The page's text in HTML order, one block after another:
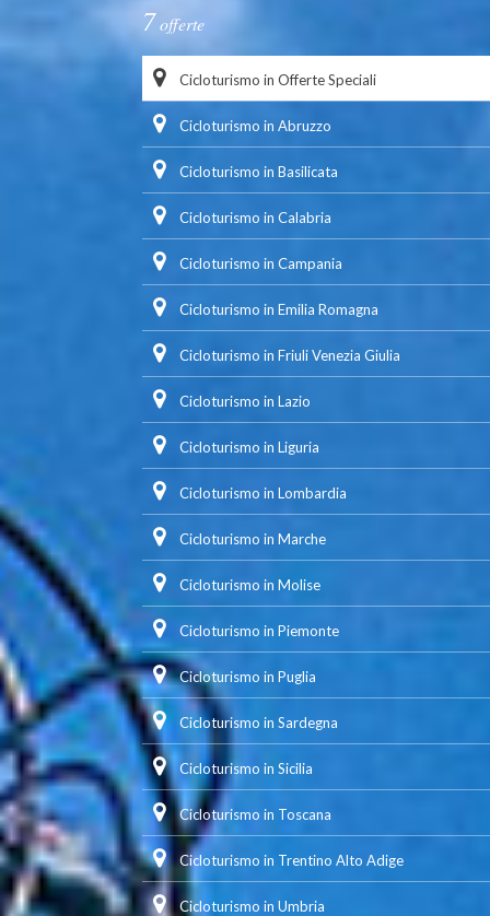
7offerte
Cicloturismo in Offerte Speciali
Cicloturismo in Abruzzo
Cicloturismo in Basilicata
Cicloturismo in Calabria
Cicloturismo in Campania
Cicloturismo in Emilia Romagna
Cicloturismo in Friuli Venezia Giulia
Cicloturismo in Lazio
Cicloturismo in Liguria
Cicloturismo in Lombardia
Cicloturismo in Marche
Cicloturismo in Molise
Cicloturismo in Piemonte
Cicloturismo in Puglia
Cicloturismo in Sardegna
Cicloturismo in Sicilia
Cicloturismo in Toscana
Cicloturismo in Trentino Alto Adige
Cicloturismo in Umbria